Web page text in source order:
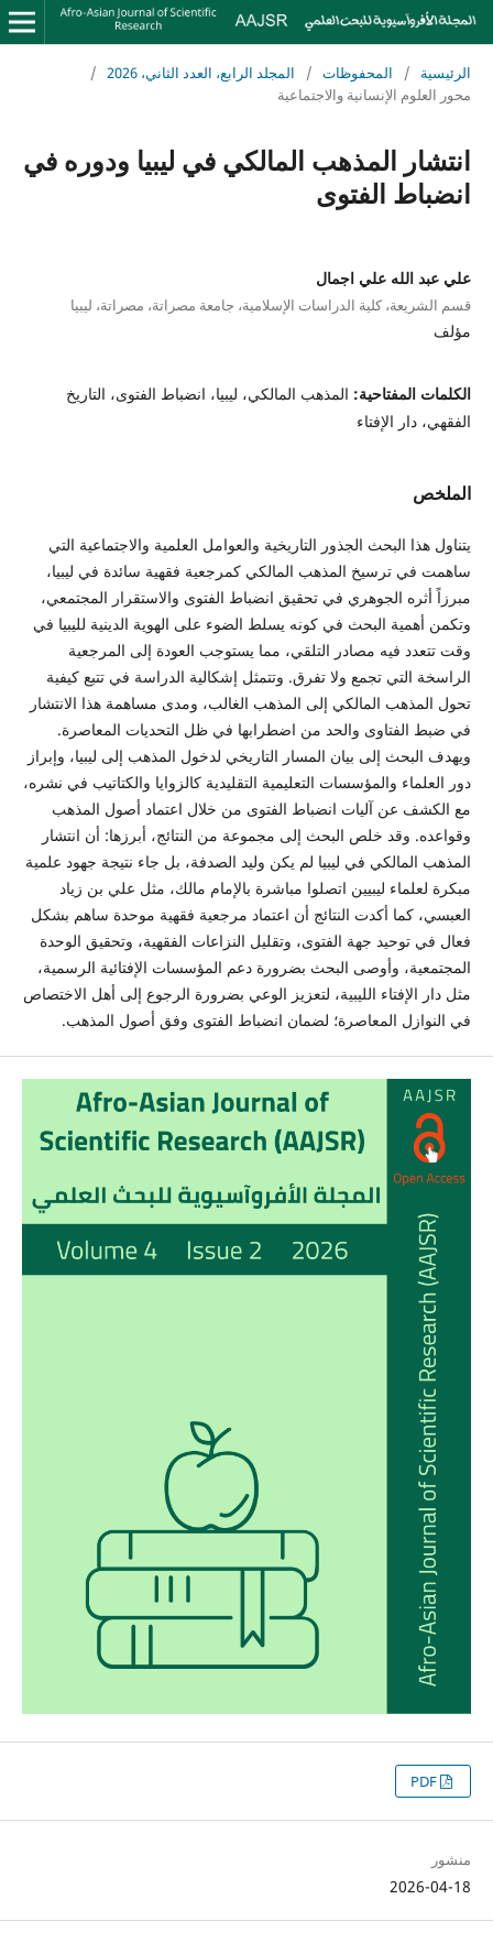
الرئيسية / المحفوظات / المجلد الرابع، العدد الثاني، 2026
/
محور العلوم الإنسانية والاجتماعية
انتشار المذهب المالكي في ليبيا ودوره في
انضباط الفتوى
علي عبد الله علي اجمال
قسم الشريعة، كلية الدراسات الإسلامية، جامعة مصراتة، مصراتة، ليبيا
مؤلف
الكلمات المفتاحية: المذهب المالكي، ليبيا، انضباط الفتوى، التاريخ
الفقهي، دار الإفتاء
الملخص
يتناول هذا البحث الجذور التاريخية والعوامل العلمية والاجتماعية التي
ساهمت في ترسيخ المذهب المالكي كمرجعية فقهية سائدة في ليبيا،
مبرزاً أثره الجوهري في تحقيق انضباط الفتوى والاستقرار المجتمعي،
وتكمن أهمية البحث في كونه يسلط الضوء على الهوية الدينية لليبيا في
وقت تتعدد فيه مصادر التلقي، مما يستوجب العودة إلى المرجعية
الراسخة التي تجمع ولا تفرق. وتتمثل إشكالية الدراسة في تتبع كيفية
تحول المذهب المالكي إلى المذهب الغالب، ومدى مساهمة هذا الانتشار
في ضبط الفتاوى والحد من اضطرابها في ظل التحديات المعاصرة.
ويهدف البحث إلى بيان المسار التاريخي لدخول المذهب إلى ليبيا، وإبراز
دور العلماء والمؤسسات التعليمية التقليدية كالزوايا والكتاتيب في نشره،
مع الكشف عن آليات انضباط الفتوى من خلال اعتماد أصول المذهب
وقواعده. وقد خلص البحث إلى مجموعة من النتائج، أبرزها: أن انتشار
المذهب المالكي في ليبيا لم يكن وليد الصدفة، بل جاء نتيجة جهود علمية
مبكرة لعلماء ليبيين اتصلوا مباشرة بالإمام مالك، مثل علي بن زياد
العبسي، كما أكدت النتائج أن اعتماد مرجعية فقهية موحدة ساهم بشكل
فعال في توحيد جهة الفتوى، وتقليل النزاعات الفقهية، وتحقيق الوحدة
المجتمعية، وأوصى البحث بضرورة دعم المؤسسات الإفتائية الرسمية،
مثل دار الإفتاء الليبية، لتعزيز الوعي بضرورة الرجوع إلى أهل الاختصاص
في النوازل المعاصرة؛ لضمان انضباط الفتوى وفق أصول المذهب.
PDF
منشور
2026-04-18